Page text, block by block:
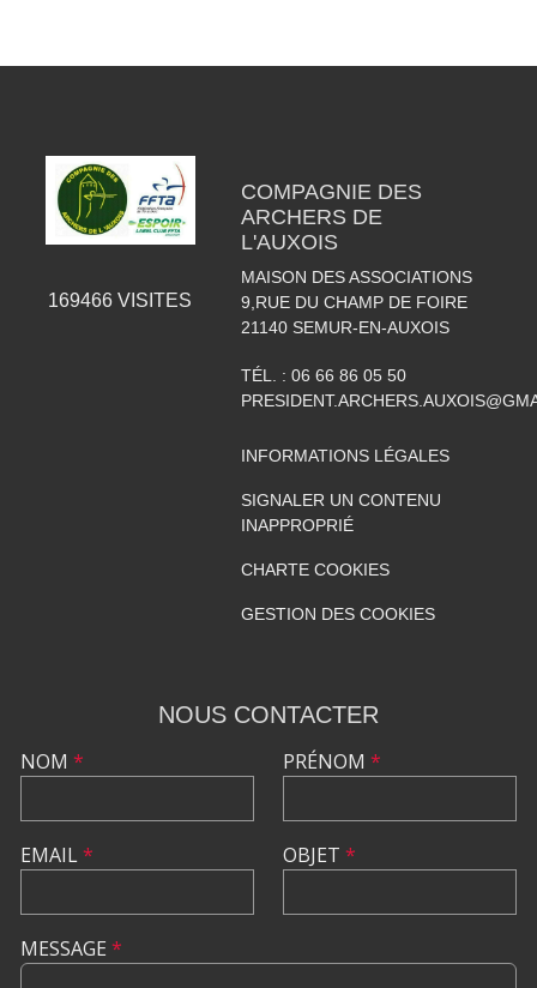
169466 VISITES
COMPAGNIE DES
ARCHERS DE
L'AUXOIS
MAISON DES ASSOCIATIONS
9,RUE DU CHAMP DE FOIRE
21140 SEMUR-EN-AUXOIS
TÉL. : 06 66 86 05 50
INFORMATIONS LÉGALES
SIGNALER UN CONTENU
INAPPROPRIÉ
CHARTE COOKIES
GESTION DES COOKIES
NOUS CONTACTER
NOM *
EMAIL*
PRÉNOM *
OBJET *
MESSAGE *